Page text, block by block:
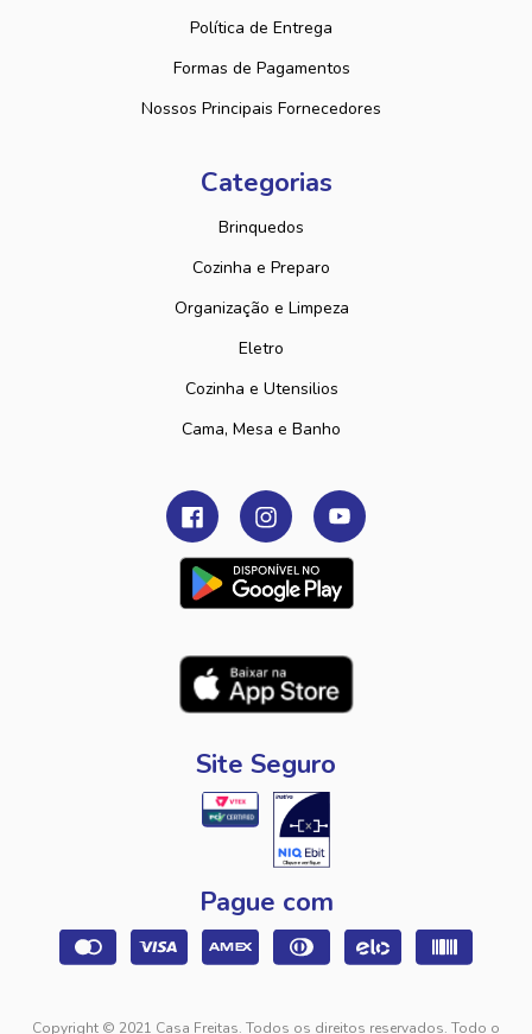
Política de Entrega
Formas de Pagamentos
Nossos Principais Fornecedores
Categorias
Brinquedos
Cozinha e Preparo
Organização e Limpeza
Eletro
Cozinha e Utensilios
Cama, Mesa e Banho
Site Seguro
Pague com
Copyright © 2021 Casa Freitas. Todos os direitos reservados. Todo o